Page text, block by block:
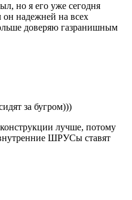
но я его уже сегодня
надежней на всех
доверяю газранишным
за бугром)))
лучше, потому
ШРУСы ставят